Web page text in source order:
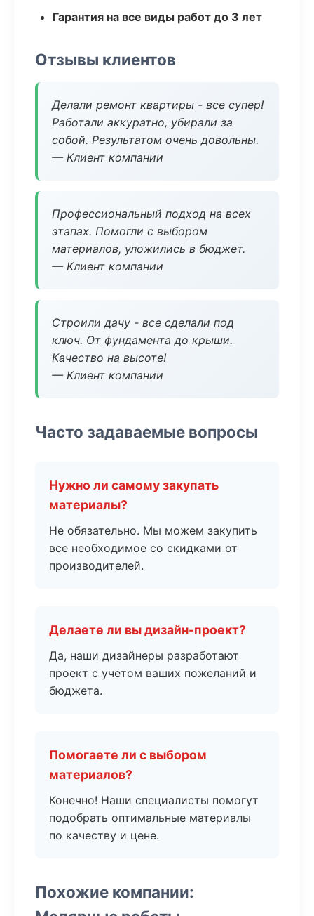
Гарантия на все виды работ до 3 лет
Отзывы клиентов
Делали ремонт квартиры - все супер!
Работали аккуратно, убирали за
собой. Результатом очень довольны.
— Клиент компании
Профессиональный подход на всех
этапах. Помогли с выбором
материалов, уложились в бюджет.
— Клиент компании
Строили дачу - все сделали под
ключ. От фундамента до крыши.
Качество на высоте!
— Клиент компании
Часто задаваемые вопросы
Нужно ли самому закупать
материалы?
Не обязательно. Мы можем закупить
все необходимое со скидками от
производителей.
Делаете ли вы дизайн-проект?
Да, наши дизайнеры разработают
проект с учетом ваших пожеланий и
бюджета.
Помогаете ли с выбором
материалов?
Конечно! Наши специалисты помогут
подобрать оптимальные материалы
по качеству и цене.
Похожие компании: